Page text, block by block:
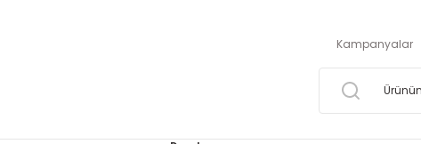
Kampanyalar